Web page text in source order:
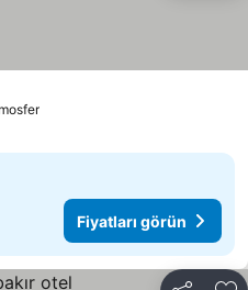
Fiyatları görün
görün
Fiyatları görün